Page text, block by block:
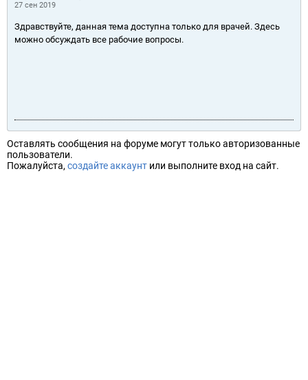
27 сен 2019
Здравствуйте, данная тема доступна только для врачей. Здесь
можно обсуждать все рабочие вопросы.
Оставлять сообщения на форуме могут только авторизованные
пользователи.
Пожалуйста, создайте аккаунт или выполните вход на сайт.